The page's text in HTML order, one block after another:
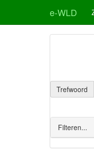
e-WLD
Trefwoord
Filteren...